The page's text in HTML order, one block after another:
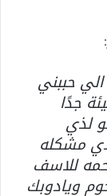
الي حببني
جدًا
لذي
مشكله
للاسف
ويادوبك